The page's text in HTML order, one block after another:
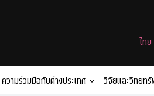
ไทย
ความร่วมมือกับต่างประเทศ วิจัยและวิทยท